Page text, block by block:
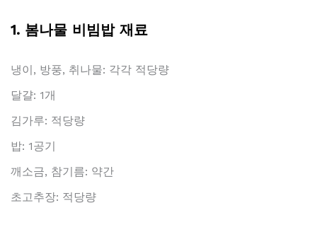
1. 봄나물 비빔밥 재료
냉이, 방풍, 취나물: 각각 적당량
달걀: 1개
김가루: 적당량
밥: 1공기
깨소금, 참기름: 약간
초고추장: 적당량